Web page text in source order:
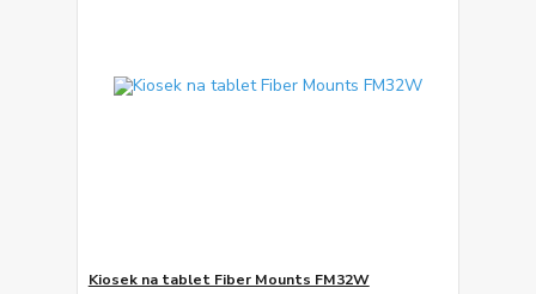
Kiosek na tablet Fiber Mounts FM32W